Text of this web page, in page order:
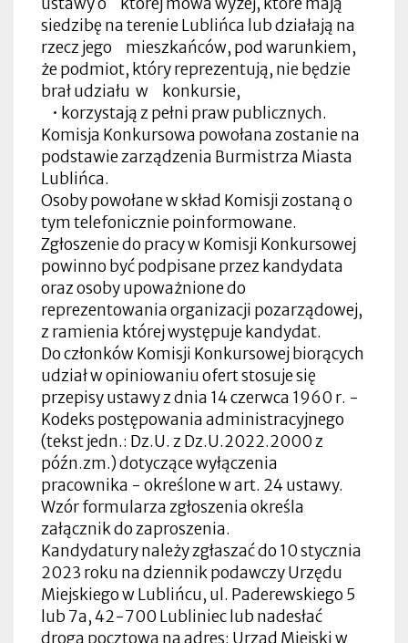
ustawy o której mowa wyżej, które mają
siedzibę na terenie Lublińca lub działają na
rzecz jego mieszkańców, pod warunkiem,
że podmiot, który reprezentują, nie będzie
brał udziału w konkursie,
• korzystają z pełni praw publicznych.
Komisja Konkursowa powołana zostanie na
podstawie zarządzenia Burmistrza Miasta
Lublińca.
Osoby powołane w skład Komisji zostaną o
tym telefonicznie poinformowane.
Zgłoszenie do pracy w Komisji Konkursowej
powinno być podpisane przez kandydata
oraz osoby upoważnione do
reprezentowania organizacji pozarządowej,
z ramienia której występuje kandydat.
Do członków Komisji Konkursowej biorących
udział w opiniowaniu ofert stosuje się
przepisy ustawy z dnia 14 czerwca 1960 r. -
Kodeks postępowania administracyjnego
(tekst jedn.: Dz.U. z Dz.U.2022.2000 z
późn.zm.) dotyczące wyłączenia
pracownika - określone w art. 24 ustawy.
Wzór formularza zgłoszenia określa
załącznik do zaproszenia.
Kandydatury należy zgłaszać do 10 stycznia
2023 roku na dziennik podawczy Urzędu
Miejskiego w Lublińcu, ul. Paderewskiego 5
lub 7a, 42-700 Lubliniec lub nadesłać
drogą pocztową na adres: Urząd Miejski w